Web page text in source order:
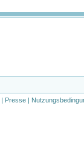
| Presse |